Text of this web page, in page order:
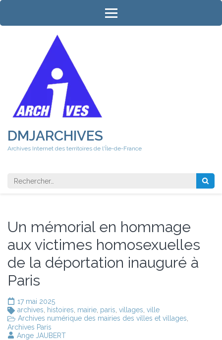
Aller
contenu
DMJARCHIVES
Archives Internet des territoires de l'Île-de-France
Rechercher
Un mémorial en hommage
aux victimes homosexuelles
de la déportation inauguré à
Paris
17 mai 2025
archives
histoires mairie paris villages ville
Archives numérique des mairies des villes et villages
Archives Paris
Ange JAUBERT